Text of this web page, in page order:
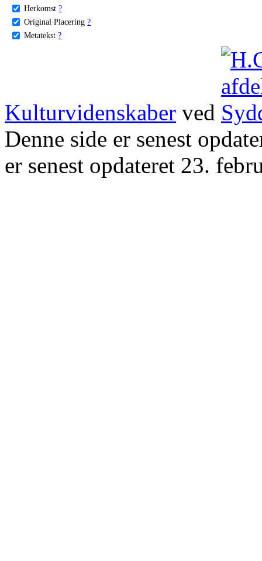
Herkomst ?
Original Placering ?
Metatekst ?
Kulturvidenskaber ved
Denne side er senest
er senest opdateret 23.